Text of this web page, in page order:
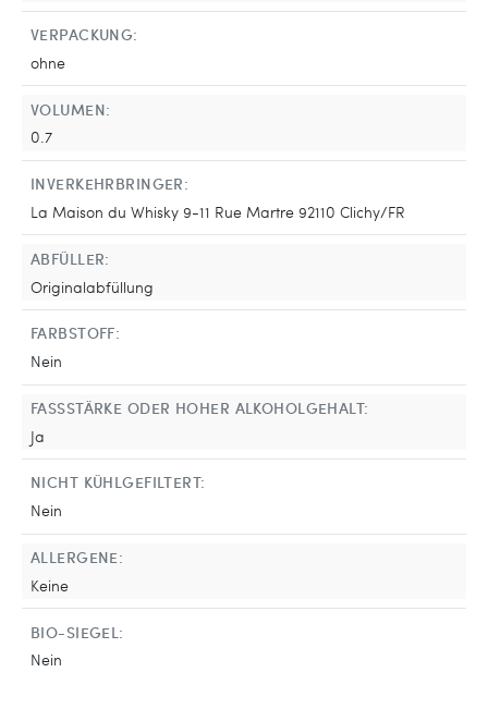
VERPACKUNG:
ohne
VOLUMEN:
0.7
INVERKEHRBRINGER:
La Maison du Whisky 9-11 Rue Martre 92110 Clichy/FR
ABFÜLLER:
Originalabfüllung
FARBSTOFF:
Nein
FASSSTÄRKE ODER HOHER ALKOHOLGEHALT:
Ja
NICHT KÜHLGEFILTERT:
Nein
ALLERGENE:
Keine
BIO-SIEGEL:
Nein